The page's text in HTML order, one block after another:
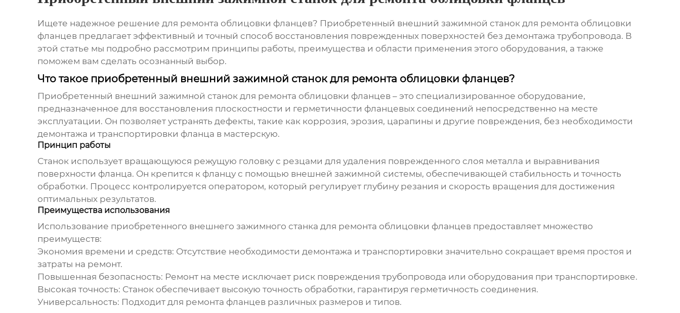
Ищете надежное решение для ремонта облицовки фланцев? Приобретенный внешний зажимной станок для ремонта облицовки
фланцевпредлагает эффективный и точный способ восстановления поврежденных поверхностей без демонтажа трубопровода. В
этой статье мы подробно рассмотрим принципы работы, преимущества и области применения этого оборудования, а также
поможем вам сделать осознанный выбор.
Что такое приобретенный внешний зажимной станок для ремонта облицовки фланцев?
Приобретенный внешний зажимной станок для ремонта облицовки фланцев– это специализированное оборудование,
предназначенное для восстановления плоскостности и герметичности фланцевых соединений непосредственно на месте
эксплуатации. Он позволяет устранять дефекты, такие как коррозия, эрозия, царапины и другие повреждения, без необходимости
демонтажа и транспортировки фланца в мастерскую.
Принцип работы
Станок использует вращающуюся режущую головку с резцами для удаления поврежденного слоя металла и выравнивания
поверхности фланца. Он крепится к фланцу с помощью внешней зажимной системы, обеспечивающей стабильность и точность
обработки. Процесс контролируется оператором, который регулирует глубину резания и скорость вращения для достижения
оптимальных результатов.
Преимущества использования
Использование приобретенного внешнего зажимного станка для ремонта облицовки фланцевпредоставляет множество
преимуществ:
Экономия времени и средств: Отсутствие необходимости демонтажа и транспортировки значительно сокращает время простоя и
затраты на ремонт.
Повышенная безопасность: Ремонт на месте исключает риск повреждения трубопровода или оборудования при транспортировке.
Высокая точность: Станок обеспечивает высокую точность обработки, гарантируя герметичность соединения.
Универсальность: Подходит для ремонта фланцев различных размеров и типов.